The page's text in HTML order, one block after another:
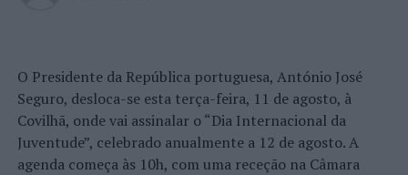
O Presidente da República portuguesa, António José
Seguro, desloca-se esta terça-feira, 11 de agosto, à
Covilhã, onde vai assinalar o “Dia Internacional da
Juventude”, celebrado anualmente a 12 de agosto. A
agenda começa às 10h, com uma receção na Câmara